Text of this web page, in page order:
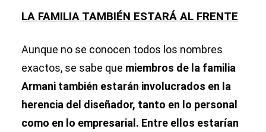
LA FAMILIA TAMBIÉN ESTARÁ AL FRENTE
Aunque no se conocen todos los nombres
exactos, se sabe que miembros de la familia
Armani también estarán involucrados en la
herencia del diseñador, tanto en lo personal
como en lo empresarial. Entre ellos estarían